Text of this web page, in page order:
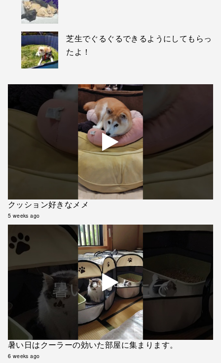
芝生でぐるぐるできるようにしてもらっ
たよ！
クッション好きなメメ
5 weeks ago
暑い日はクーラーの効いた部屋に集まります。
6 weeks ago